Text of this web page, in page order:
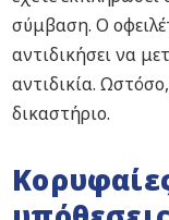
σύμβαση. Ο
αντιδικήσει να
αντιδικία.
δικαστήριο.